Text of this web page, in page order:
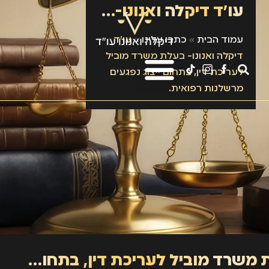
עו״ד דיקלה ואנונו- בעלת משרד מוביל לעריכת דין, בתחום ייצוג נפגעים מרשלנות רפואית.
עמוד הבית» כתבו עלינו»עו״ד
דיקלה ואנונו- בעלת משרד מוביל
לעריכת דין, בתחום ייצוג נפגעים
מרשלנות רפואית.
עו״ד דיקלה ואנונו- בעלת משרד מוביל לעריכת דין, בתחום ייצוג נפגעים מרשלנות רפואית.